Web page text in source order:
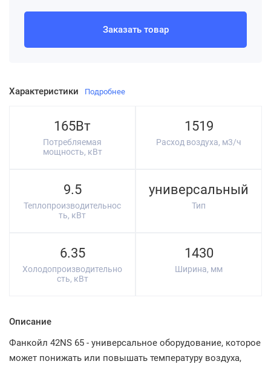
Характеристики Подробнее
165Вт
Потребляемая
мощность, кВт
1519
Расход воздуха, м3/ч
9.5
Теплопроизводительнос
ть, кВт
универсальный
Тип
6.35
Холодопроизводительно
сть, кВт
1430
Ширина, мм
Описание
Фанкойл 42NS 65 - универсальное оборудование, которое
может понижать или повышать температуру воздуха,
Заказать товар